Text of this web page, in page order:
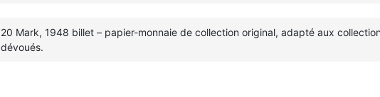
20 Mark, 1948 billet – papier-monnaie de collection original, adapté aux
dévoués.